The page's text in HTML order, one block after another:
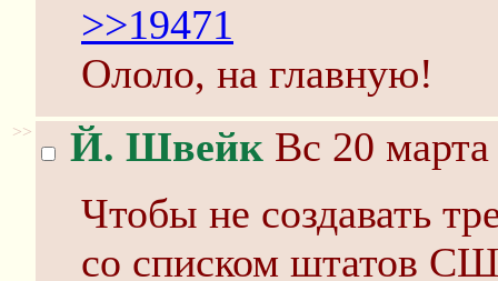
>>19471
Ололо, на главную!
>> Й. Швейк Вс 20
Чтобы не создавать
со списком штатов